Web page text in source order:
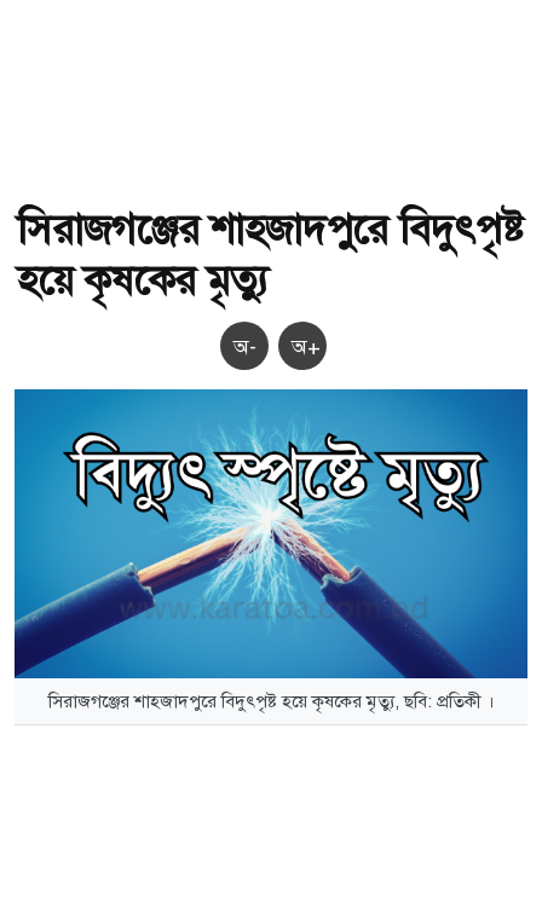
সিরাজগঞ্জের শাহজাদপুরে বিদুৎপৃষ্ট
হয়ে কৃষকের মৃত্যু
অ- অ+
সিরাজগঞ্জের শাহজাদপুরে বিদুৎপৃষ্ট হয়ে কৃষকের মৃত্যু, ছবি: প্রতিকী ।